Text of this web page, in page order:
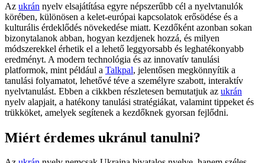
Az ukrán nyelv elsajátítása egyre népszerűbb cél a nyelvtanulók
körében, különösen a kelet-európai kapcsolatok erősödése és a
kulturális érdeklődés növekedése miatt. Kezdőként azonban sokan
bizonytalanok abban, hogyan kezdjenek hozzá, és milyen
módszerekkel érhetik el a lehető leggyorsabb és leghatékonyabb
eredményt. A modern technológia és az innovatív tanulási
platformok, mint például a Talkpal, jelentősen megkönnyítik a
tanulási folyamatot, lehetővé téve a személyre szabott, interaktív
nyelvtanulást. Ebben a cikkben részletesen bemutatjuk az ukrán
nyelv alapjait, a hatékony tanulási stratégiákat, valamint tippeket és
trükköket, amelyek segítenek a kezdőknek gyorsan fejlődni.
Miért érdemes ukránul tanulni?